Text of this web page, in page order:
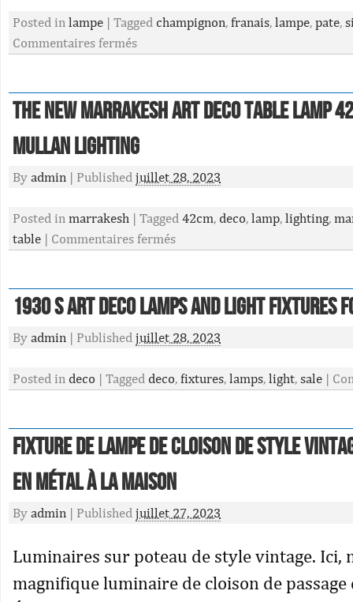
Posted in lampe | Tagged champignon, franais, lampe, pate,
Commentaires fermés
The New Marrakesh Art Deco Table Lamp
Mullan Lighting
By admin | Published juillet 28, 2023
Posted in marrakesh | Tagged 42cm, deco, lamp, lighting,
table | Commentaires fermés
1930 S Art Deco Lamps And Light Fixtures
By admin | Published juillet 28, 2023
Posted in deco | Tagged deco, fixtures, lamps, light, sale |
Fixture De Lampe De Cloison De Style
En Métal À La Maison
By admin | Published juillet 27, 2023
Luminaires sur poteau de style vintage. Ici,
magnifique luminaire de cloison de passage